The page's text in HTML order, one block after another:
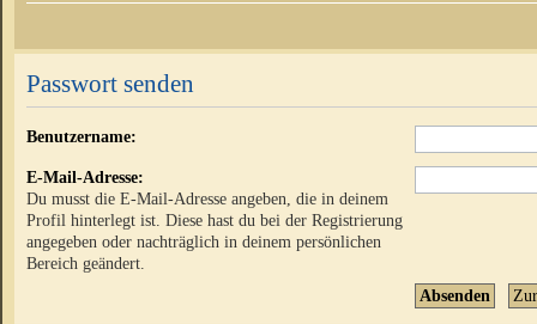
Passwort senden
Benutzername:
E-Mail-Adresse:
Du musst die E-Mail-Adresse angeben, die in deinem
Profil hinterlegt ist. Diese hast du bei der Registrierung
angegeben oder nachträglich in deinem persönlichen
Bereich geändert.